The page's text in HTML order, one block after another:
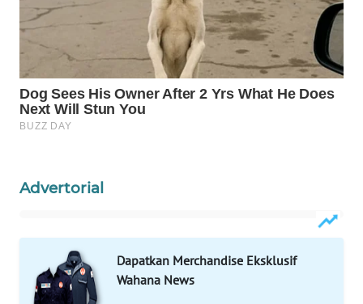
Advertorial
Dapatkan Merchandise Eksklusif
Wahana News
MADURA
WN
SURABAYA
WN
NATUNA
BINTAN
WN
MANDALIKA
WN